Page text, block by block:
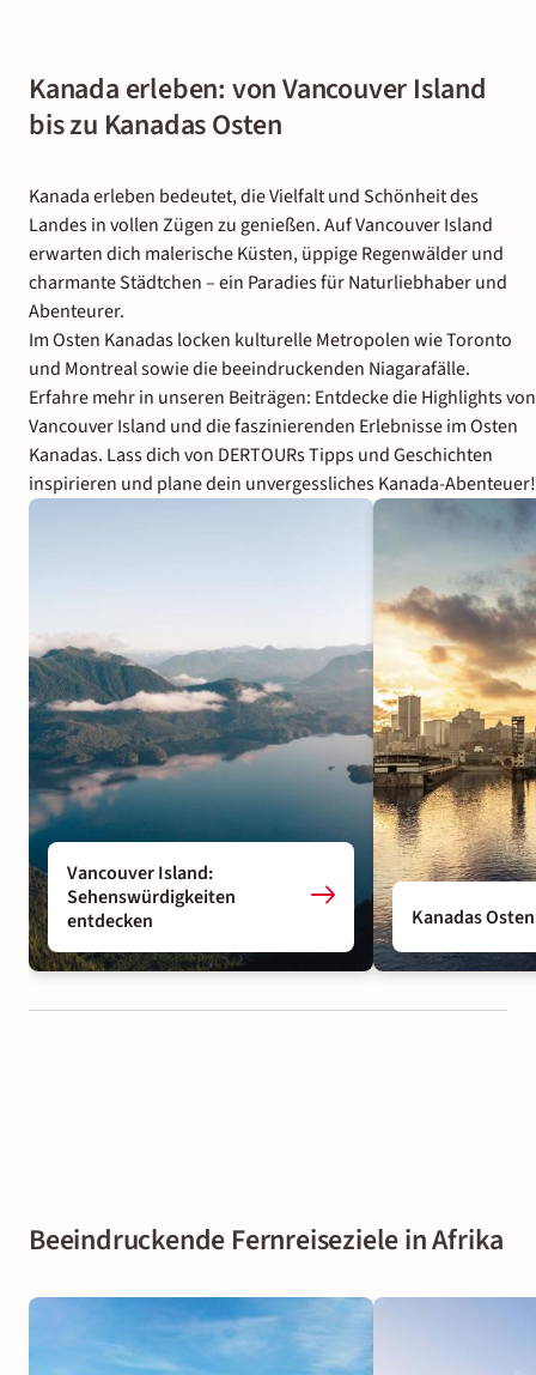
Kanada erleben: von Vancouver Island
bis zu Kanadas Osten
Kanada erleben bedeutet, die Vielfalt und Schönheit des
Landes in vollen Zügen zu genießen. Auf Vancouver Island
erwarten dich malerische Küsten, üppige Regenwälder und
charmante Städtchen – ein Paradies für Naturliebhaber und
Abenteurer.
Im Osten Kanadas locken kulturelle Metropolen wie Toronto
und Montreal sowie die beeindruckenden Niagarafälle.
Erfahre mehr in unseren Beiträgen: Entdecke die Highlights von
Vancouver Island und die faszinierenden Erlebnisse im Osten
Kanadas. Lass dich von DERTOURs Tipps und Geschichten
inspirieren und plane dein unvergessliches Kanada-Abenteuer!
Vancouver Island:
Sehenswürdigkeiten
entdecken
Kanadas Osten
Beeindruckende Fernreiseziele in Afrika